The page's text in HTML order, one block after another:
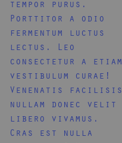
tempor purus.
Porttitor a odio
fermentum luctus
lectus. Leo
consectetur a etiam
vestibulum curae!
Venenatis facilisis
nullam donec velit
libero vivamus.
Cras est nulla